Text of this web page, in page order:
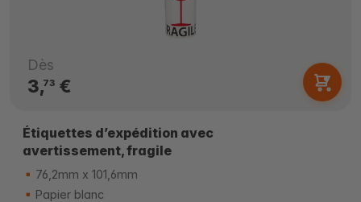
Dès
3,73€
Étiquettes d’expédition avec
avertissement, fragile
76,2mm x 101,6mm
Papier blanc